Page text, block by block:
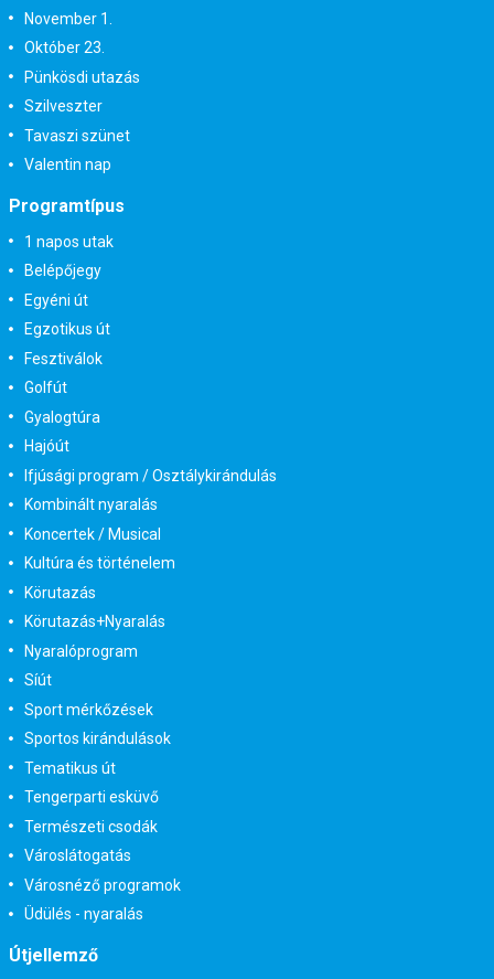
November 1.
Október 23.
Pünkösdi utazás
Szilveszter
Tavaszi szünet
Valentin nap
Programtípus
1 napos utak
Belépőjegy
Egyéni út
Egzotikus út
Fesztiválok
Golfút
Gyalogtúra
Hajóút
Ifjúsági program / Osztálykirándulás
Kombinált nyaralás
Koncertek / Musical
Kultúra és történelem
Körutazás
Körutazás+Nyaralás
Nyaralóprogram
Síút
Sport mérkőzések
Sportos kirándulások
Tematikus út
Tengerparti esküvő
Természeti csodák
Városlátogatás
Városnéző programok
Üdülés - nyaralás
Útjellemző